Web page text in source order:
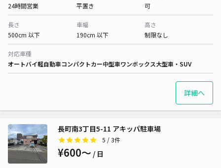
24時間営業
平置き
可
長さ
500cm 以下
車幅
190cm 以下
高さ
制限なし
対応車種
オートバイ軽自動車コンパクトカー中型車ワンボックス大型車・SUV
詳細へ
長町南3丁目5-11 アキッパ駐車場
5 / 3件
¥600〜 / 日